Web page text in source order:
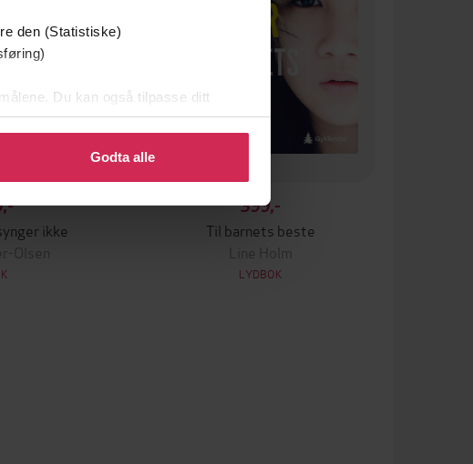
den (Statistiske)
Du kan også tilpasse ditt
tilbake eller endre ditt samtykke.
Godta alle
ikke
Olsen
399,-
Til barnets beste
Line Holm
LYDBOK